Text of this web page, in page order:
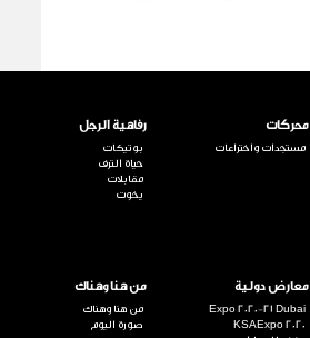
محركات
مستجدات واختراعات
رفاهية الرجل
بوتيكات
حياة الترف
مقابلات
يخوت
معارض دولية
Expo 2020-21 Dubai
KSAExpo 2020
من هنا وهناك
من هنا وهناك
صورة اليوم